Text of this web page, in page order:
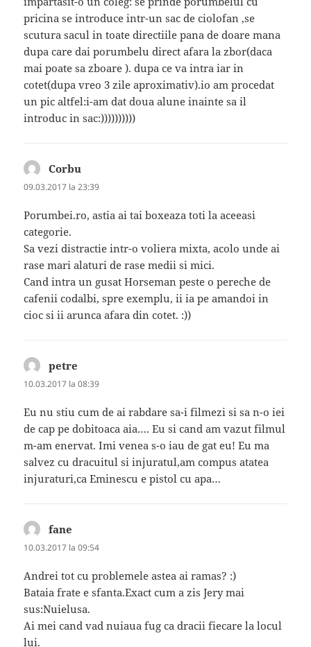
pricina se introduce intr-un sac de ciolofan ,se
scutura sacul in toate directiile pana de doare mana
dupa care dai porumbelu direct afara la zbor(daca
mai poate sa zboare ). dupa ce va intra iar in
cotet(dupa vreo 3 zile aproximativ).io am procedat
un pic altfel:i-am dat doua alune inainte sa il
introduc in sac:))))))))))
Corbu
09.03.2017 la 23:39
Porumbei.ro, astia ai tai boxeaza toti la aceeasi
categorie.
Sa vezi distractie intr-o voliera mixta, acolo unde ai
rase mari alaturi de rase medii si mici.
Cand intra un gusat Horseman peste o pereche de
cafenii codalbi, spre exemplu, ii ia pe amandoi in
cioc si ii arunca afara din cotet. :))
petre
10.03.2017 la 08:39
Eu nu stiu cum de ai rabdare sa-i filmezi si sa n-o iei
de cap pe dobitoaca aia…. Eu si cand am vazut filmul
m-am enervat. Imi venea s-o iau de gat eu! Eu ma
salvez cu dracuitul si injuratul,am compus atatea
injuraturi,ca Eminescu e pistol cu apa…
fane
10.03.2017 la 09:54
Andrei tot cu problemele astea ai ramas? :)
Bataia frate e sfanta.Exact cum a zis Jery mai
sus:Nuielusa.
Ai mei cand vad nuiaua fug ca dracii fiecare la locul
lui.